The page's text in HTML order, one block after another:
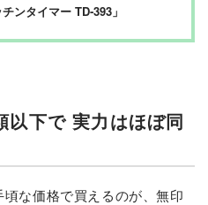
ンタイマー TD‐393」
以下で 実力はほぼ同
な価格で買えるのが、無印